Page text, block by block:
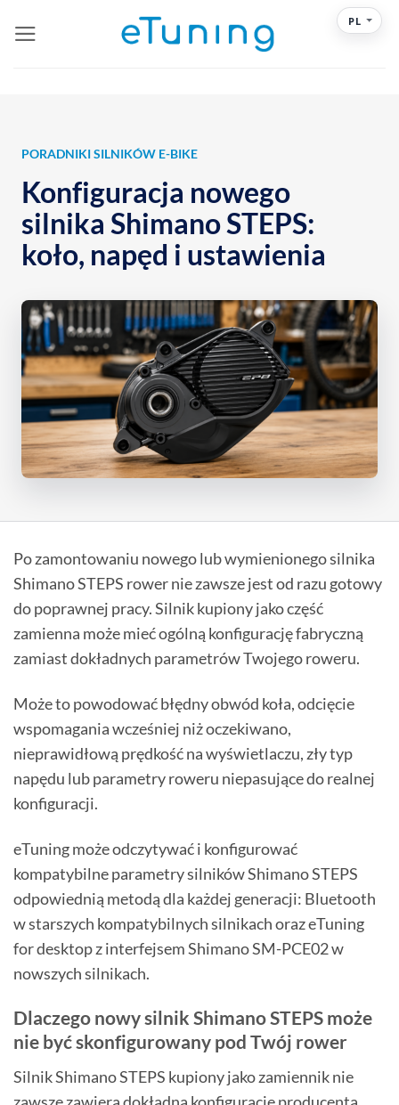
do
PORADNIKI SILNIKÓW E-BIKE
Konfiguracja nowego
silnika Shimano STEPS:
koło, napęd i ustawienia
Po zamontowaniu nowego lub wymienionego silnika
Shimano STEPS rower nie zawsze jest od razu gotowy
do poprawnej pracy. Silnik kupiony jako część
zamienna może mieć ogólną konfigurację fabryczną
zamiast dokładnych parametrów Twojego roweru.
Może to powodować błędny obwód koła, odcięcie
wspomagania wcześniej niż oczekiwano,
nieprawidłową prędkość na wyświetlaczu, zły typ
napędu lub parametry roweru niepasujące do realnej
konfiguracji.
eTuning może odczytywać i konfigurować
kompatybilne parametry silników Shimano STEPS
odpowiednią metodą dla każdej generacji: Bluetooth
w starszych kompatybilnych silnikach oraz eTuning
for desktop z interfejsem Shimano SM-PCE02 w
nowszych silnikach.
Dlaczego nowy silnik Shimano STEPS może
nie być skonfigurowany pod Twój rower
Silnik Shimano STEPS kupiony jako zamiennik nie
zawsze zawiera dokładną konfigurację producenta
PL